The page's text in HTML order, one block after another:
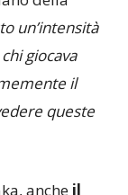
della
giocava
il
queste